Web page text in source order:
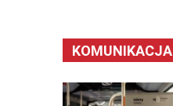
KOMUNIKACJA